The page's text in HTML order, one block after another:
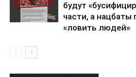
будут
части, а
«ловить людей»